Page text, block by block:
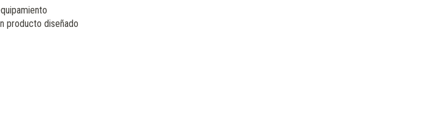
producto diseñado